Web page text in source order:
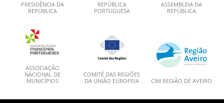
PRESIDÊNCIA DA
REPÚBLICA
REPÚBLICA
PORTUGUESA
ASSEMBLEIA DA
REPÚBLICA
ASSOCIAÇÃO
NACIONAL DE
MUNICÍPIOS
COMITÉ DAS REGIÕES
DA UNIÃO EUROPEIA
CIM REGIÃO DE AVEIRO